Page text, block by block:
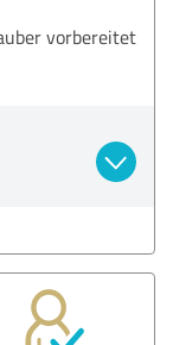
vorbereitet